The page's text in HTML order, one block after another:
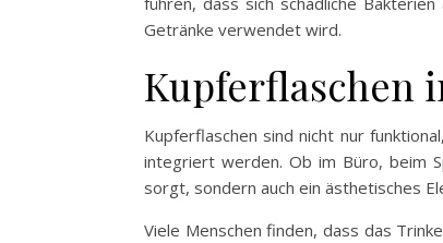
Getränke verwendet wird.
Kupferflaschen
Kupferflaschen sind nicht nur
integriert werden. Ob im Büro, beim
sorgt, sondern auch ein ästhetisches
Viele Menschen finden, dass das